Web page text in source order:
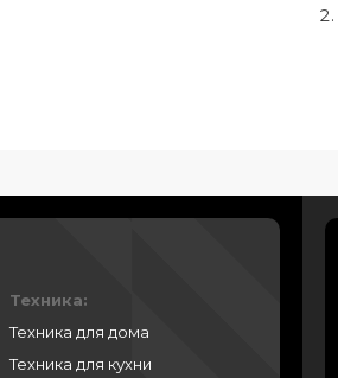
Техника:
Техника для дома
Техника для кухни